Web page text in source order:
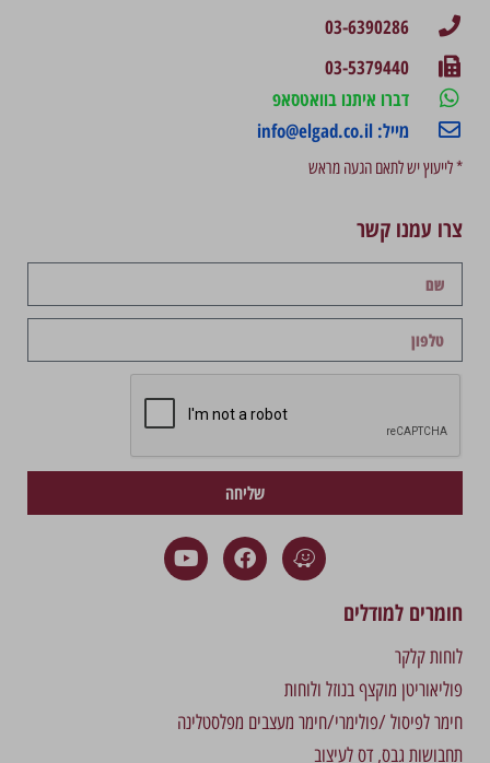
03-6390286
03-5379440
דברו איתנו בוואטסאפ
מייל: info@elgad.co.il
* לייעוץ יש לתאם הגעה מראש
צרו עמנו קשר
שליחה
חומרים למודלים
לוחות קלקר
פוליאוריטן מוקצף בנוזל ולוחות
חימר לפיסול /פולימרי/חימר מעצבים מפלסטלינה
תחבושות גבס, דס לעיצוב